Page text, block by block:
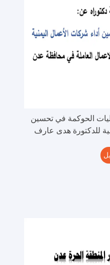
الحوكمة في تحسين
للدكتورة هدى عارف